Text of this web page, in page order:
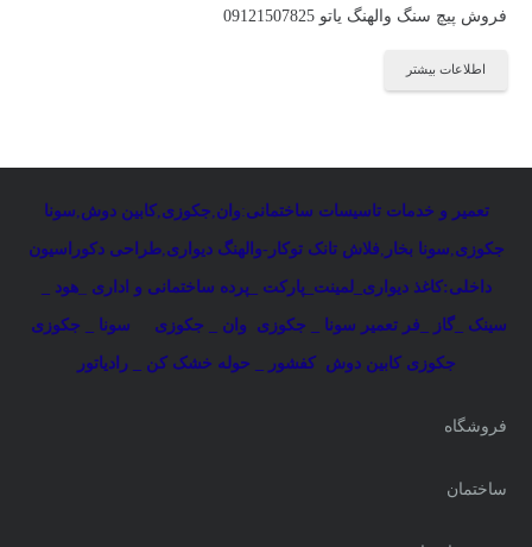
فروش پیچ سنگ والهنگ یاتو 09121507825
اطلاعات بیشتر
تعمیر و خدمات تاسیسات ساختمانی:وان,جکوزی,کابین دوش,سونا
جکوزی,سونا بخار ,فلاش تانک توکار-والهنگ دیواری,طراحی دکوراسیون
داخلی:کاغذ دیواری_لمینت_پارکت _پرده ساختمانی و اداری _هود _
سینک _گاز _فر تعمیر سونا _ جکوزی وان _ جکوزی سونا _ جکوزی
جکوزی کابین دوش کفشور _ حوله خشک کن _ رادیاتور
فروشگاه
ساختمان